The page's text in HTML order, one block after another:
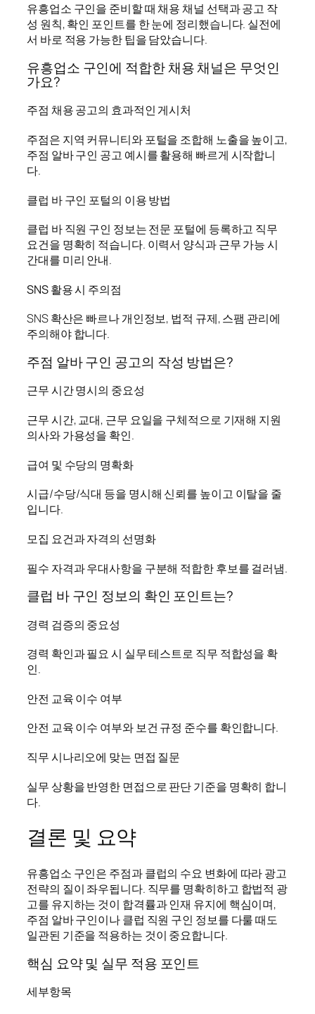
유흥업소 구인을 준비할 때 채용 채널 선택과 공고 작
성 원칙, 확인 포인트를 한 눈에 정리했습니다. 실전에
서 바로 적용 가능한 팁을 담았습니다.
유흥업소 구인에 적합한 채용 채널은 무엇인
가요?
주점 채용 공고의 효과적인 게시처
주점은 지역 커뮤니티와 포털을 조합해 노출을 높이고,
주점 알바 구인 공고 예시를 활용해 빠르게 시작합니
다.
클럽 바 구인 포털의 이용 방법
클럽 바 직원 구인 정보는 전문 포털에 등록하고 직무
요건을 명확히 적습니다. 이력서 양식과 근무 가능 시
간대를 미리 안내.
SNS 활용 시 주의점
SNS 확산은 빠르나 개인정보, 법적 규제, 스팸 관리에
주의해야 합니다.
주점 알바 구인 공고의 작성 방법은?
근무 시간 명시의 중요성
근무 시간, 교대, 근무 요일을 구체적으로 기재해 지원
의사와 가용성을 확인.
급여 및 수당의 명확화
시급/수당/식대 등을 명시해 신뢰를 높이고 이탈을 줄
입니다.
모집 요건과 자격의 선명화
필수 자격과 우대사항을 구분해 적합한 후보를 걸러냄.
클럽 바 구인 정보의 확인 포인트는?
경력 검증의 중요성
경력 확인과 필요 시 실무 테스트로 직무 적합성을 확
인.
안전 교육 이수 여부
안전 교육 이수 여부와 보건 규정 준수를 확인합니다.
직무 시나리오에 맞는 면접 질문
실무 상황을 반영한 면접으로 판단 기준을 명확히 합니
다.
결론 및 요약
유흥업소 구인은 주점과 클럽의 수요 변화에 따라 광고
전략의 질이 좌우됩니다. 직무를 명확히하고 합법적 광
고를 유지하는 것이 합격률과 인재 유지에 핵심이며,
주점 알바 구인이나 클럽 직원 구인 정보를 다룰 때도
일관된 기준을 적용하는 것이 중요합니다.
핵심 요약 및 실무 적용 포인트
세부항목